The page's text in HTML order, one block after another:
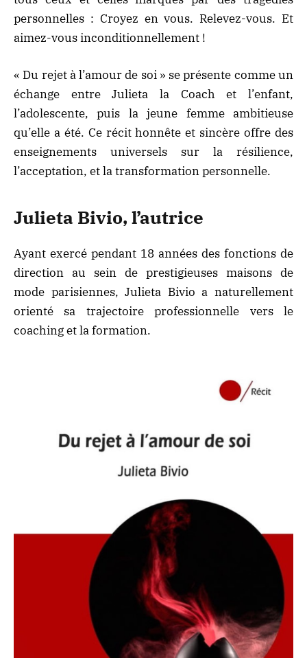
personnelles : Croyez en vous. Relevez-vous. Et
aimez-vous inconditionnellement !
« Du rejet à l’amour de soi » se présente comme un
échange entre Julieta la Coach et l’enfant,
l’adolescente, puis la jeune femme ambitieuse
qu’elle a été. Ce récit honnête et sincère offre des
enseignements universels sur la résilience,
l’acceptation, et la transformation personnelle.
Julieta Bivio, l’autrice
Ayant exercé pendant 18 années des fonctions de
direction au sein de prestigieuses maisons de
mode parisiennes, Julieta Bivio a naturellement
orienté sa trajectoire professionnelle vers le
coaching et la formation.